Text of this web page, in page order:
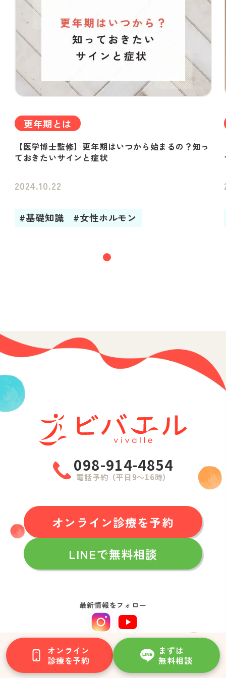
更年期とは
【医学博士監修】更年期はいつから始まるの？知っ
ておきたいサインと症状
2024.10.22
#基礎知識 #女性ホルモン
オンライン
診療を予約
まずは
無料相談
098-914-4854
電話予約（平日9〜16時）
オンライン診療を予約
LINEで無料相談
最新情報をフォロー
Instagram YouTube
ホーム
診療の流れ・料金
私たちについて